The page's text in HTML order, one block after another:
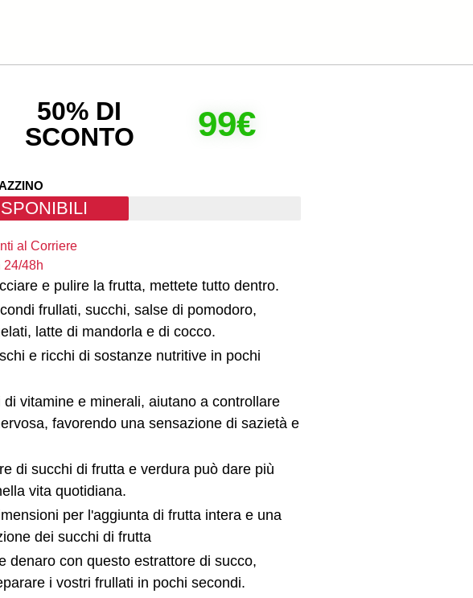
50% DI
SCONTO
99€
al Corriere
24/48h
e pulire la frutta, mettete tutto dentro.
frullati, succhi, salse di pomodoro,
latte di mandorla e di cocco.
e ricchi di sostanze nutritive in pochi
vitamine e minerali, aiutano a controllare
favorendo una sensazione di sazietà e
di succhi di frutta e verdura può dare più
vita quotidiana.
per l'aggiunta di frutta intera e una
dei succhi di frutta
denaro con questo estrattore di succo,
i vostri frullati in pochi secondi.